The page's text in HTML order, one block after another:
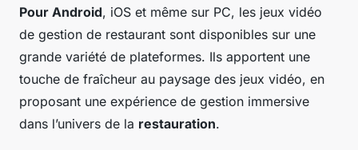
Pour Android, iOS et même sur PC, les jeux vidéo
de gestion de restaurant sont disponibles sur une
grande variété de plateformes. Ils apportent une
touche de fraîcheur au paysage des jeux vidéo, en
proposant une expérience de gestion immersive
dans l’univers de la restauration.